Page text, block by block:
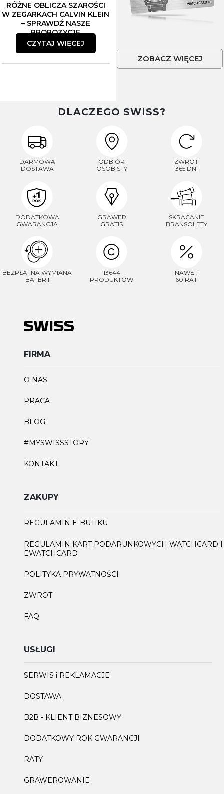
RÓŻNE OBLICZA SZAROŚCI
W ZEGARKACH CALVIN KLEIN
– SPRAWDŹ NASZE
PROPOZYCJE
CZYTAJ WIĘCEJ
ZOBACZ WIĘCEJ
DLACZEGO SWISS?
DARMOWA
DOSTAWA
ODBIÓR
OSOBISTY
ZWROT
365 DNI
DODATKOWA
GWARANCJA
GRAWER
GRATIS
SKRACANIE
BRANSOLETY
BEZPŁATNA WYMIANA
BATERII
13644
PRODUKTÓW
NAWET
60 RAT
FIRMA
O NAS
PRACA
BLOG
#MYSWISSSTORY
KONTAKT
ZAKUPY
REGULAMIN E-BUTIKU
REGULAMIN KART PODARUNKOWYCH WATCHCARD I
EWATCHCARD
POLITYKA PRYWATNOŚCI
ZWROT
FAQ
USŁUGI
SERWIS i REKLAMACJE
DOSTAWA
B2B - KLIENT BIZNESOWY
DODATKOWY ROK GWARANCJI
RATY
GRAWEROWANIE